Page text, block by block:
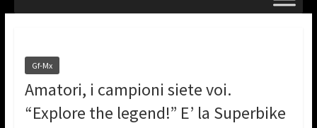
Gf-Mx
Amatori, i campioni siete voi.
“Explore the legend!” E’ la Superbike